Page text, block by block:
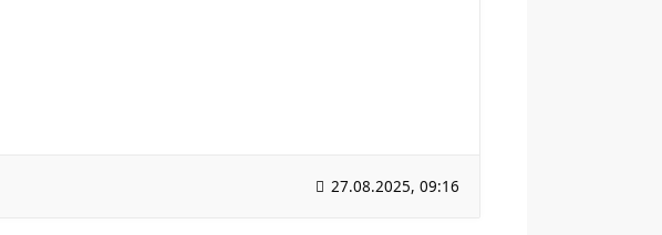
27.08.2025, 09:16